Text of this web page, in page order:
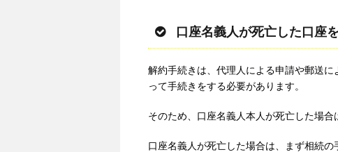
口座名義人が死亡した口座
解約手続きは、代理人による申請や郵送
って手続きをする必要があります。
そのため、口座名義人本人が死亡した場合
口座名義人が死亡した場合は、まず相続の